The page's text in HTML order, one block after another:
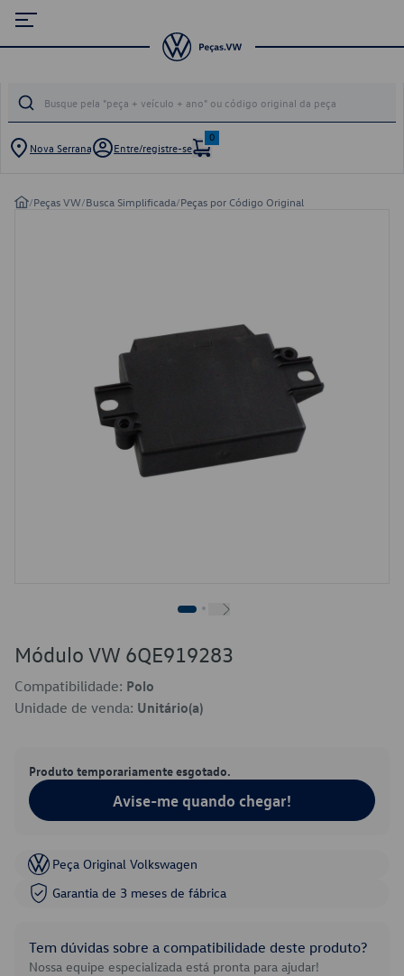
Nova Serrana Entre/registre-se
0
/Peças VW/Busca Simplificada/Peças por Código Original
Módulo VW 6QE919283
Compatibilidade: Polo
Unidade de venda: Unitário(a)
Produto temporariamente esgotado.
Avise-me quando chegar!
Peça Original Volkswagen
Garantia de 3 meses de fábrica
Tem dúvidas sobre a compatibilidade deste produto?
Nossa equipe especializada está pronta para ajudar!